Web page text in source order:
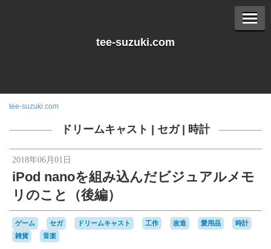
tee-suzuki.com
tee-suzuki.com
ドリームキャスト セガ| 時計
2018年06月01日
iPod nanoを組み込んだビジュアルメモ
リのこと（後編）
ゲーム セガ ドリームキャスト 工作 改造 愛用品
時計
雑貨
音楽